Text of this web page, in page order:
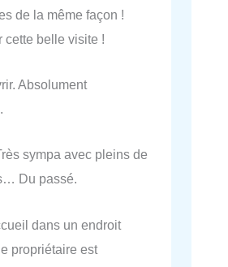
de la même façon !
cette belle visite !
Absolument
sympa avec pleins de
Du passé.
dans un endroit
propriétaire est